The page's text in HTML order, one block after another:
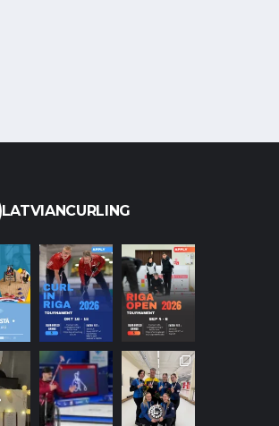
LATVIANCURLING